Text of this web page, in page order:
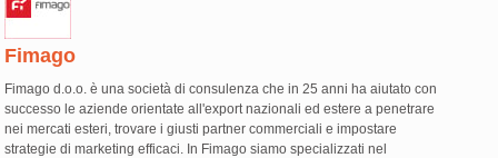
Fimago
Fimago d.o.o. è una società di consulenza che in 25 anni ha aiutato con
successo le aziende orientate all'export nazionali ed estere a penetrare
nei mercati esteri, trovare i giusti partner commerciali e impostare
strategie di marketing efficaci. In Fimago siamo specializzati nel